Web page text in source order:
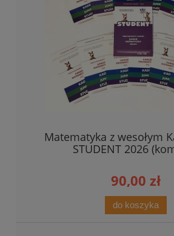
Matematyka z wesołym
STUDENT 2026
90,00 zł
do koszyka